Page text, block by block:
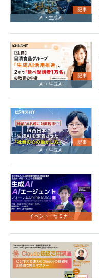
記事
AI・生成AI
記事
AI・生成AI
記事
AI・生成AI
イベント・セミナー